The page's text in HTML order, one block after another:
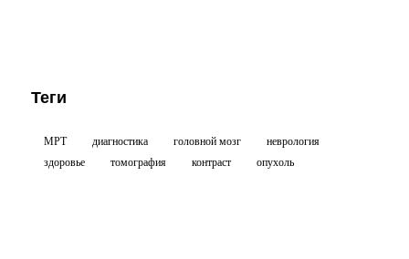
Теги
МРТ диагностика головной мозг
неврология
здоровье
томография контраст опухоль